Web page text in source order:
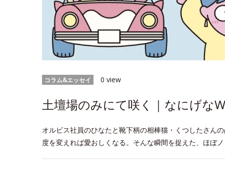
コラム&エッセイ 0 view
土壇場のみにて咲く｜なにげな
オルビス社員のひなたと靴下柄の相棒猫・くつしたさん
度を変えれば愛おしくなる。そんな瞬間を捉えた、ほぼ